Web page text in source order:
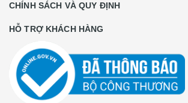
CHÍNH SÁCH VÀ QUY ĐỊNH
HỖ TRỢ KHÁCH HÀNG